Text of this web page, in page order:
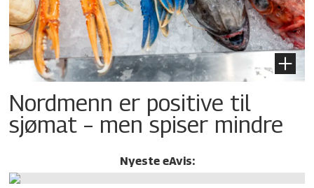
Nordmenn er positive til
sjømat – men spiser mindre
Nyeste eAvis: